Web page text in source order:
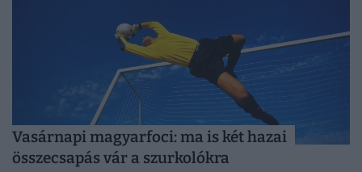
Vasárnapi magyarfoci: ma is két hazai
összecsapás vár a szurkolókra